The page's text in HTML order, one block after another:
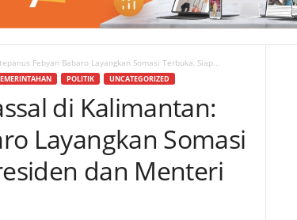
Febyan Babaro Layangkan Somasi Terbuka, Siap...
POLITIK UNCATEGORIZED
di Kalimantan:
Layangkan Somasi
dan Menteri